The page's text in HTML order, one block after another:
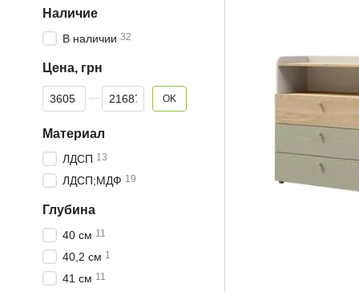
Наличие
В наличии 32
Цена, грн
От Цена, грн
До Цена, грн OK
Материал
ЛДСП 13
ЛДСП;МДФ 19
Глубина
40 см 11
40,2 см 1
41 см 11